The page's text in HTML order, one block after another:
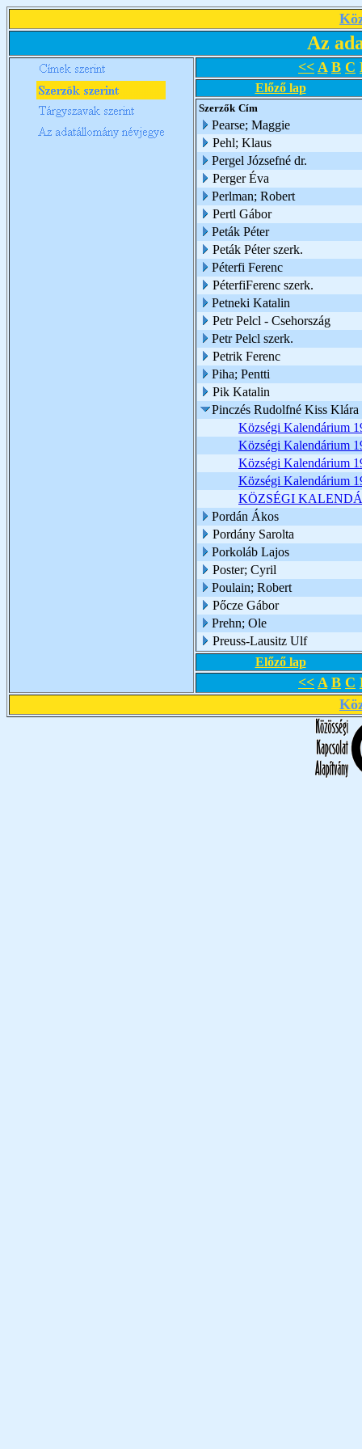
Az
<< A B C
Előző lap
Szerzők Cím
Pearse; Maggie
Pehl; Klaus
Pergel Józsefné dr.
Perger Éva
Perlman; Robert
Pertl Gábor
Peták Péter
Peták Péter szerk.
Péterfi Ferenc
PéterfiFerenc szerk.
Petneki Katalin
Petr Pelcl - Csehország
Petr Pelcl szerk.
Petrik Ferenc
Piha; Pentti
Pik Katalin
Pinczés Rudolfné Kiss Klára
Községi Kalendárium
Községi Kalendárium
Községi Kalendárium
Községi Kalendárium
KÖZSÉGI
Pordán Ákos
Pordány Sarolta
Porkoláb Lajos
Poster; Cyril
Poulain; Robert
Pőcze Gábor
Prehn; Ole
Preuss-Lausitz Ulf
Előző lap
<< A B C